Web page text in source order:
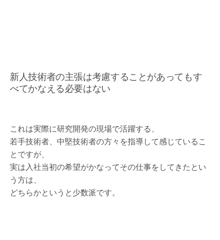
新人技術者の主張は考慮することがあってもす
べてかなえる必要はない
これは実際に研究開発の現場で活躍する、
若手技術者、中堅技術者の方々を指導して感じているこ
とですが、
実は入社当初の希望がかなってその仕事をしてきたとい
う方は、
どちらかというと少数派です。